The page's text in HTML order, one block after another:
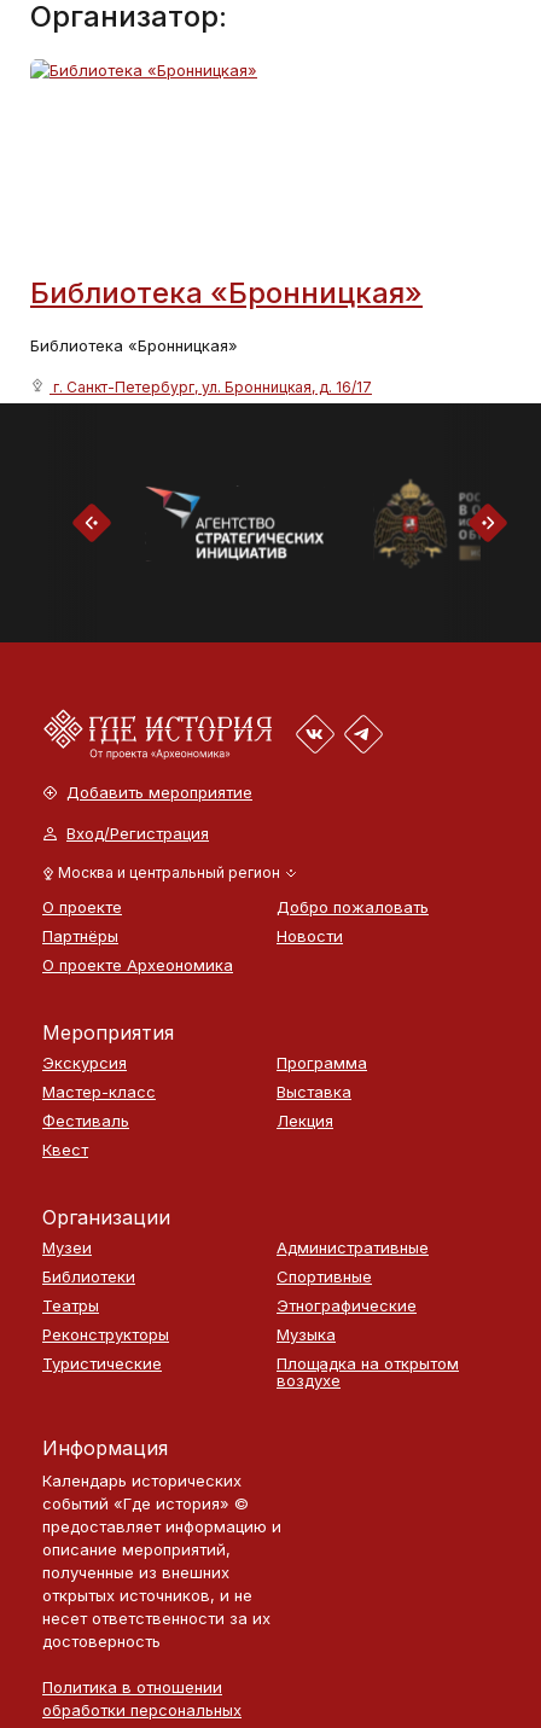
Организатор:
Библиотека «Бронницкая»
Библиотека «Бронницкая»
г. Санкт-Петербург, ул. Бронницкая, д. 16/17
Добавить мероприятие
Вход/Регистрация
Москва и центральный регион
О проекте
Добро пожаловать
Партнёры
Новости
О проекте Археономика
Мероприятия
Экскурсия
Программа
Мастер-класс
Выставка
Фестиваль
Лекция
Квест
Организации
Музеи
Административные
Библиотеки
Спортивные
Театры
Этнографические
Реконструкторы
Музыка
Туристические
Площадка на открытом
воздухе
Информация
Календарь исторических
событий «Где история» ©
предоставляет информацию и
описание мероприятий,
полученные из внешних
открытых источников, и не
несет ответственности за их
достоверность
Политика в отношении
обработки персональных